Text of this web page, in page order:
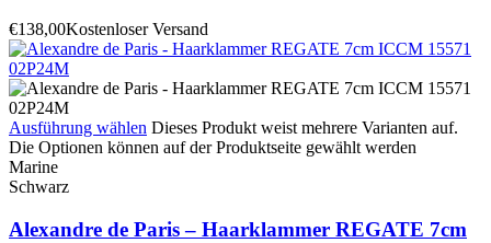
€138,00Kostenloser Versand
Ausführung wählen Dieses Produkt weist mehrere Varianten auf.
Die Optionen können auf der Produktseite gewählt werden
Marine
Schwarz
Alexandre de Paris – Haarklammer REGATE 7cm